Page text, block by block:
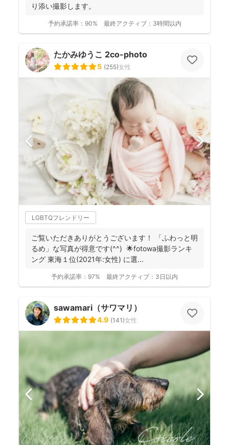
り添い撮影します。
予約承諾率： 90% 最終アクティブ： 3時間以内
たかみゆうこ 2co-photo
5 (255)女性
LGBTQフレンドリー
ご覧いただきありがとうございます！ 「ふわっと明
るめ」な写真が得意です(^^) 🌟fotowa撮影ランキ
ング 東海１位(2021年:女性) に選...
予約承諾率： 97% 最終アクティブ： 3日以内
sawamari（サワマリ）
4.9 (141)女性